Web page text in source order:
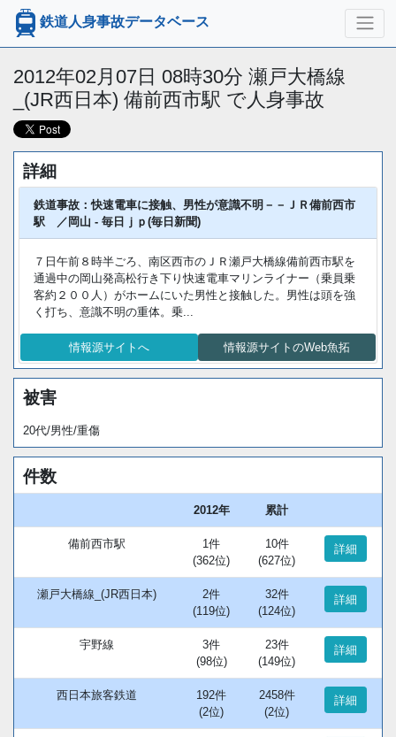
鉄道人身事故データベース
2012年02月07日 08時30分 瀬戸大橋線
_(JR西日本) 備前西市駅 で人身事故
詳細
鉄道事故：快速電車に接触、男性が意識不明－－ＪＲ備前西市
駅 ／岡山 - 毎日ｊｐ(毎日新聞)
７日午前８時半ごろ、南区西市のＪＲ瀬戸大橋線備前西市駅を
通過中の岡山発高松行き下り快速電車マリンライナー（乗員乗
客約２００人）がホームにいた男性と接触した。男性は頭を強
く打ち、意識不明の重体。乗...
情報源サイトへ 情報源サイトのWeb魚拓
被害
20代/男性/重傷
件数
2012年 累計
備前西市駅
1件
(362位)
10件
(627位)
詳細
瀬戸大橋線_(JR西日本)
2件
(119位)
32件
(124位)
詳細
宇野線
3件
(98位)
23件
(149位)
詳細
西日本旅客鉄道
192件
(2位)
2458件
(2位)
詳細